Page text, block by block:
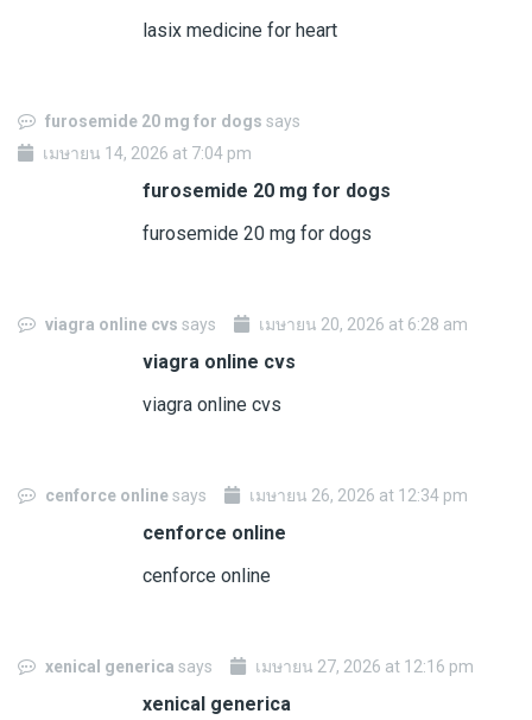
lasix medicine for heart
furosemide 20 mg for dogs says
เมษายน 14, 2026 at 7:04 pm
furosemide 20 mg for dogs
furosemide 20 mg for dogs
viagra online cvs says เมษายน 20, 2026 at 6:28 am
viagra online cvs
viagra online cvs
cenforce onlinesays เมษายน 26, 2026 at 12:34 pm
cenforce online
cenforce online
xenical generica says เมษายน 27, 2026 at 12:16 pm
xenical generica